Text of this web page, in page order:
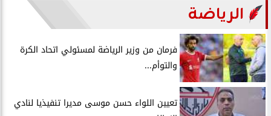
الرياضة
فرمان من وزير الرياضة لمسئولي اتحاد الكرة
والتوأم...
تعيين اللواء حسن موسى مديرا تنفيذيا لنادي